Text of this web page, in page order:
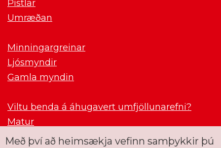
Pistlar
Umræðan
Minningargreinar
Ljósmyndir
Gamla myndin
Viltu benda á áhugavert umfjöllunarefni?
Matur
Með því að heimsækja vefinn samþykkir þú